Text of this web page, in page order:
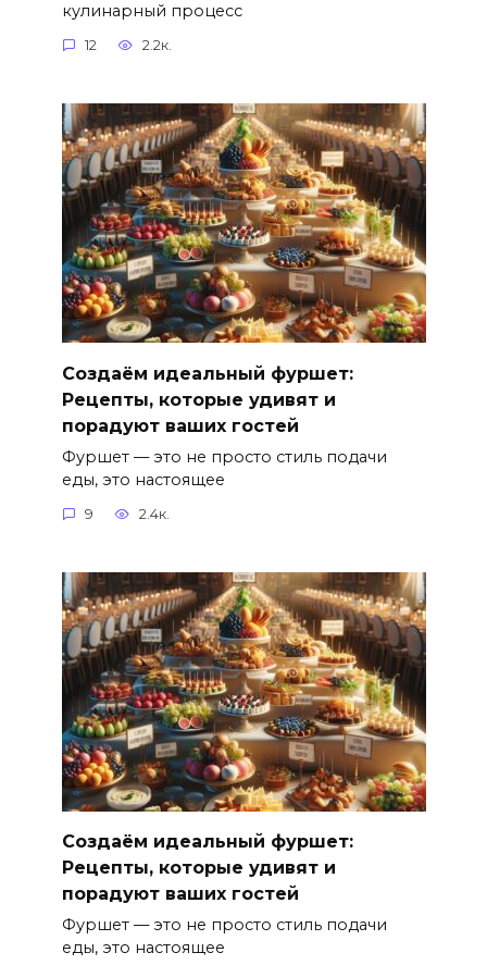
кулинарный процесс
12 2.2к.
Создаём идеальный фуршет:
Рецепты, которые удивят и
порадуют ваших гостей
Фуршет — это не просто стиль подачи
еды, это настоящее
9 2.4к.
Создаём идеальный фуршет:
Рецепты, которые удивят и
порадуют ваших гостей
Фуршет — это не просто стиль подачи
еды, это настоящее